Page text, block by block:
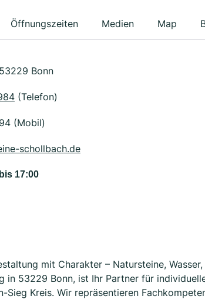
Öffnungszeiten Medien Map
Bonn
(Telefon)
(Mobil)
schollbach.de
17:00
mit Charakter – Natursteine,
in 53229 Bonn, ist Ihr Partner für
Sieg Kreis. Wir repräsentieren